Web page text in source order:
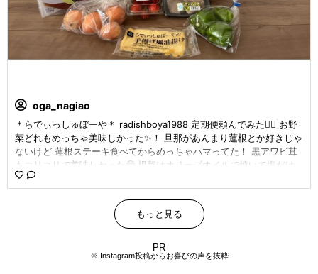
oga_nagiao
＊らでぃっしゅぼーや＊ radishboya1988 定期便頼んでみた🙆‍♀️ お野
菜どれもめっちゃ美味しかった✨！ 旦那があんまり蓮根とか好きじゃ
ないけど 蓮根ステーキ食べてからめっちゃハマってた！ 黒アワビ茸
もコリコリで美味しかった🥺 根菜はオリーブオイルで焼いて塩だけ
でで どれも美味しくて楽ちんやし大満足♡‼︎ 他の食材も頼んで美味し
かったけど 想像よりも小ぶりやった😅😅笑 ほんでダンボール📦って
なんでこんな入りたがるんやろか笑 食材出してたら食材抱えて入り
だして 八百屋さんごっこが始まりまった🤣笑 #ラディッシュボーヤ #
らでぃっしゅぼーや #らでぃっしゅぼーやの食材で作ったご飯 #野菜
レシピ #2歳差育児 #2歳差姉妹 #女の子ママ #料理記録 #蓮根レシピ
もっと見る
※ Instagram投稿からお喜びの声を抜粋
PR